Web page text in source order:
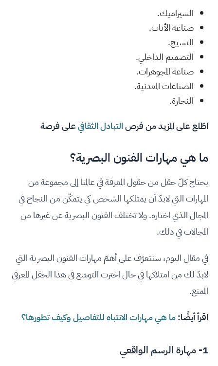
السيراميك.
صناعة الأثاث.
النسيج.
التصميم الداخلي.
صناعة المجوهرات.
الصناعات المعدنية.
النجارة.
اطّلع على المزيد من فرصالتبادل الثقافيعلى فرصة
ما هي مهارات الفنون البصرية؟
يحتاج كلّ حقل من حقول المعرفة في عالمنا إلى مجموعة من
المهارات التي لابدّ أن يمتلكها الشخص كي يتمكّن من النجاح في
المجال الذي اختاره. ولا تختلف الفنون البصرية عن غيرها من
المجالات في ذلك.
في مقال اليوم، سنتعرّف على أهمّ مهارات الفنون البصرية التي
لابدّ لك من امتلاكها في حال اخترت التوسّع في هذا الحقل المعرفي
الممتع.
اقرأ أيضًا:ما هي مهارات الانتباه للتفاصيل وكيف تطورها؟
1- مهارة الرسم الواقعي